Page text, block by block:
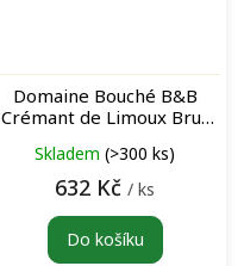
Domaine Bouché B&B
Crémant de Limoux Brut
Skladem (>300 ks)
632 Kč / ks
Do košíku